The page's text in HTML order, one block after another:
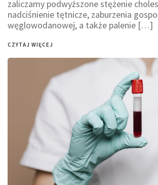
zaliczamy podwyższone stężenie
nadciśnienie tętnicze, zaburzenia
węglowodanowej, a także palenie […]
CZYTAJ WIĘCEJ